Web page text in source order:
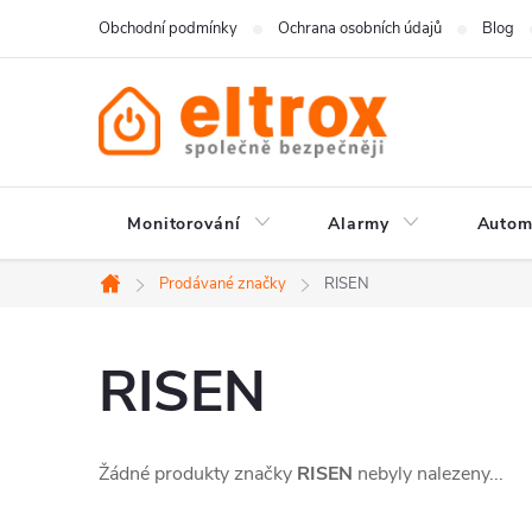
Obchodní podmínky Ochrana osobních údajů Blog
Monitorování Alarmy
Domů
Prodávané značky RISEN
RISEN
Žádné produkty značky RISEN nebyly nalezeny...